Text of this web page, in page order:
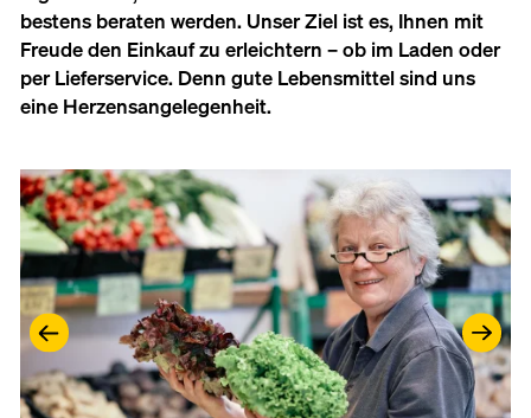
bestens beraten werden. Unser Ziel ist es, Ihnen mit
Freude den Einkauf zu erleichtern – ob im Laden oder
per Lieferservice. Denn gute Lebensmittel sind uns
eine Herzensangelegenheit.